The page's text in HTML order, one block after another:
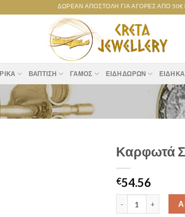
ΔΩΡΕΆΝ ΑΠΟΣΤΟΛΉ ΓΙΑ ΑΓΟΡΈΣ ΑΠΌ 50€
ΒΆΠΤΙΣΗ ΓΆΜΟΣ ΕΊΔΗ ΔΏΡΩΝ ΕΊΔΗ
Καρφωτά
€54.56
Καρφωτά